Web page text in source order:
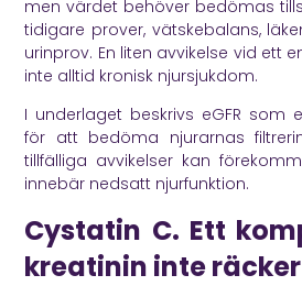
men värdet behöver bedömas
tidigare prover, vätskebalans,
urinprov. En liten avvikelse vid ett
inte alltid kronisk njursjukdom.
I underlaget beskrivs eGFR som
för att bedöma njurarnas
tillfälliga avvikelser kan
innebär nedsatt njurfunktion.
Cystatin C. Ett
kreatinin inte räcker